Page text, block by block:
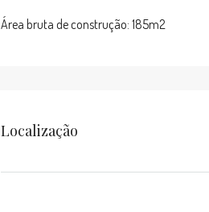
Área bruta de construção: 185m2
Localização